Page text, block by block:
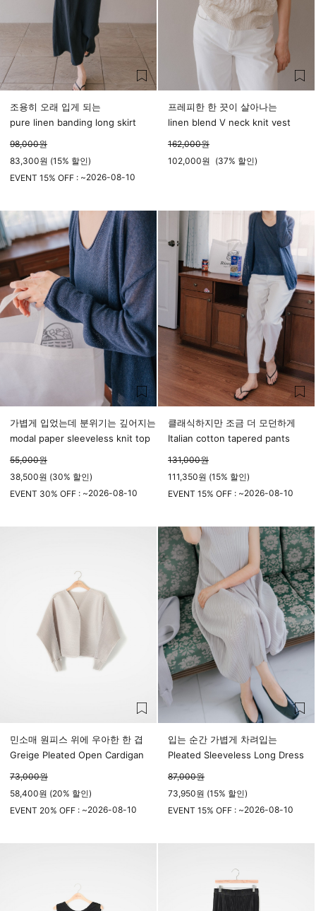
조용히 오래 입게 되는
pure linen banding long skirt
98,000원
83,300원 (15% 할인)
EVENT 15% OFF : ~2026-08-10
프레피한 한 끗이 살아나는
linen blend V neck knit vest
162,000원
102,000원 (37% 할인)
가볍게 입었는데 분위기는 깊어지는
modal paper sleeveless knit top
55,000원
38,500원 (30% 할인)
EVENT 30% OFF : ~2026-08-10
클래식하지만 조금 더 모던하게
Italian cotton tapered pants
131,000원
111,350원 (15% 할인)
EVENT 15% OFF : ~2026-08-10
민소매 원피스 위에 우아한 한 겹
Greige Pleated Open Cardigan
73,000원
58,400원 (20% 할인)
EVENT 20% OFF : ~2026-08-10
입는 순간 가볍게 차려입는
Pleated Sleeveless Long Dress
87,000원
73,950원 (15% 할인)
EVENT 15% OFF : ~2026-08-10